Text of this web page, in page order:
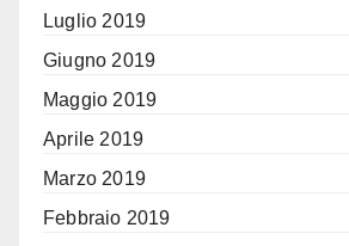
Luglio 2019
Giugno 2019
Maggio 2019
Aprile 2019
Marzo 2019
Febbraio 2019